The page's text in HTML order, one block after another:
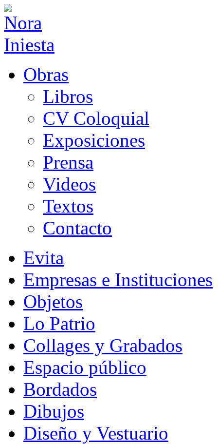
Obras
Libros
CV Coloquial
Exposiciones
Prensa
Videos
Textos
Contacto
Evita
Empresas e Instituciones
Objetos
Lo Patrio
Collages y Grabados
Espacio público
Bordados
Dibujos
Diseño y Vestuario